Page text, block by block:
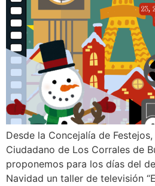
Desde la Concejalía de
Ciudadano de Los Corrales de
proponemos para los días del
Navidad un taller de televisión